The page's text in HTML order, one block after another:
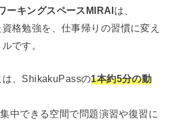
ーキングスペースMIRAIは、
格勉強を、仕事帰りの習慣に変え
です。
、ShikakuPassの1本約5分の動
中できる空間で問題演習や復習に